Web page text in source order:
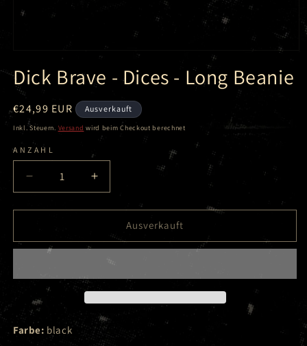
in
Modal
öffnen
Dick Brave - Dices - Long Beanie
Normaler
Preis
€24,99 EUR Ausverkauft
Inkl. Steuern. Versand wird beim Checkout berechnet
ANZAHL
Verringere
die
Menge
Dick
Brave
Dices
Long
Beanie
Erhöhe
die
Menge
Dick
Dices
Long
Beanie
Ausverkauft
Farbe: black